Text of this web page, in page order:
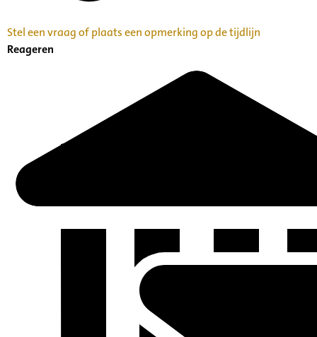
Stel een vraag of plaats een opmerking op de tijdlijn
Reageren